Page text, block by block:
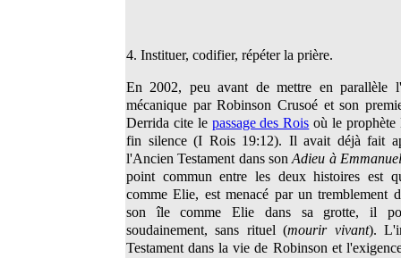
4. Instituer, codifier, répéter la prière.
En 2002, peu avant de mettre en parallèle
mécanique par Robinson Crusoé et son
Derrida cite le passage des Rois où le
fin silence (I Rois 19:12). Il avait déjà fait
l'Ancien Testament dans sonAdieu à
point commun entre les deux histoires est
comme Elie, est menacé par un tremblement
son île comme Elie dans sa grotte, il
soudainement, sans rituel (mourir vivant).
Testament dans la vie de Robinson et